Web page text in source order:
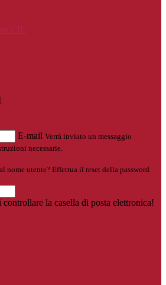
CIE
E-mail Verrà inviato un messaggio
necessarie.
nome utente? Effettua il reset della password
la casella di posta elettronica!